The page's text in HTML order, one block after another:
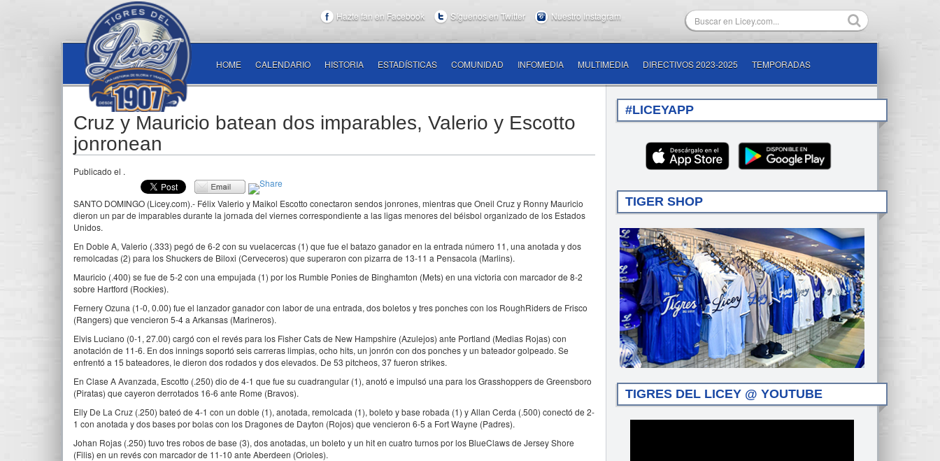
Hazte fan en Facebook Síguenos en Twitter Nuestro Instagram
HOME CALENDARIO HISTORIA ESTADÍSTICAS COMUNIDAD INFOMEDIA MULTIMEDIA DIRECTIVOS 2023-2025 TEMPORADAS
Cruz y Mauricio batean dos imparables, Valerio y Escotto
jonronean
Publicado el .
SANTO DOMINGO (Licey.com).- Félix Valerio y Maikol Escotto conectaron sendos jonrones, mientras que Oneil Cruz y Ronny Mauricio
dieron un par de imparables durante la jornada del viernes correspondiente a las ligas menores del béisbol organizado de los Estados
Unidos.
En Doble A, Valerio (.333) pegó de 6-2 con su vuelacercas (1) que fue el batazo ganador en la entrada número 11, una anotada y dos
remolcadas (2) para los Shuckers de Biloxi (Cerveceros) que superaron con pizarra de 13-11 a Pensacola (Marlins).
Mauricio (.400) se fue de 5-2 con una empujada (1) por los Rumble Ponies de Binghamton (Mets) en una victoria con marcador de 8-2
sobre Hartford (Rockies).
Fernery Ozuna (1-0, 0.00) fue el lanzador ganador con labor de una entrada, dos boletos y tres ponches con los RoughRiders de Frisco
(Rangers) que vencieron 5-4 a Arkansas (Marineros).
Elvis Luciano (0-1, 27.00) cargó con el revés para los Fisher Cats de New Hampshire (Azulejos) ante Portland (Medias Rojas) con
anotación de 11-6. En dos innings soportó seis carreras limpias, ocho hits, un jonrón con dos ponches y un bateador golpeado. Se
enfrentó a 15 bateadores, le dieron dos rodados y dos elevados. De 53 pitcheos, 37 fueron strikes.
En Clase A Avanzada, Escotto (.250) dio de 4-1 que fue su cuadrangular (1), anotó e impulsó una para los Grasshoppers de Greensboro
(Piratas) que cayeron derrotados 16-6 ante Rome (Bravos).
Elly De La Cruz (.250) bateó de 4-1 con un doble (1), anotada, remolcada (1), boleto y base robada (1) y Allan Cerda (.500) conectó de 2-
1 con anotada y dos bases por bolas con los Dragones de Dayton (Rojos) que vencieron 6-5 a Fort Wayne (Padres).
Johan Rojas (.250) tuvo tres robos de base (3), dos anotadas, un boleto y un hit en cuatro turnos por los BlueClaws de Jersey Shore
(Filis) en un revés con marcador de 11-10 ante Aberdeen (Orioles).
#LICEYAPP
TIGER SHOP
TIGRES DEL LICEY @ YOUTUBE